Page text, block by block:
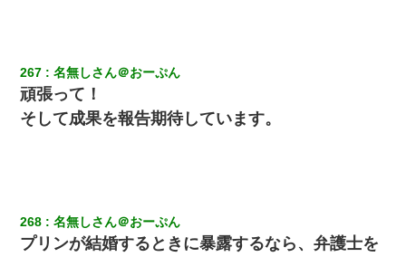
て近寄ったら女の子がおっさんの下敷きになってた
267 名無しさん＠おーぷん
頑張って！
そして成果を報告期待しています。
268 名無しさん＠おーぷん
プリンが結婚するときに暴露するなら、弁護士を